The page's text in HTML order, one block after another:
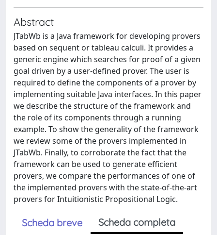
Abstract
JTabWb is a Java framework for developing provers
based on sequent or tableau calculi. It provides a
generic engine which searches for proof of a given
goal driven by a user-defined prover. The user is
required to define the components of a prover by
implementing suitable Java interfaces. In this paper
we describe the structure of the framework and
the role of its components through a running
example. To show the generality of the framework
we review some of the provers implemented in
JTabWb. Finally, to corroborate the fact that the
framework can be used to generate efficient
provers, we compare the performances of one of
the implemented provers with the state-of-the-art
provers for Intuitionistic Propositional Logic.
Scheda breve
Scheda completa